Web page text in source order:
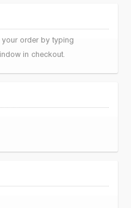
order by typing
in checkout.